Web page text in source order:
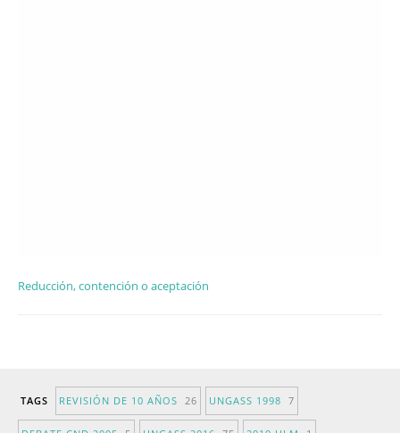
Reducción, contención o aceptación
TAGS REVISIÓN DE 10 AÑOS 26 UNGASS 1998 7